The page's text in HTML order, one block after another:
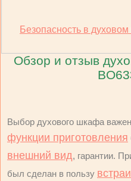
Безопасность в
Обзор и отзыв
Выбор духового шкафа
функции приготовления
внешний вид, гарантии.
был сделан в пользу